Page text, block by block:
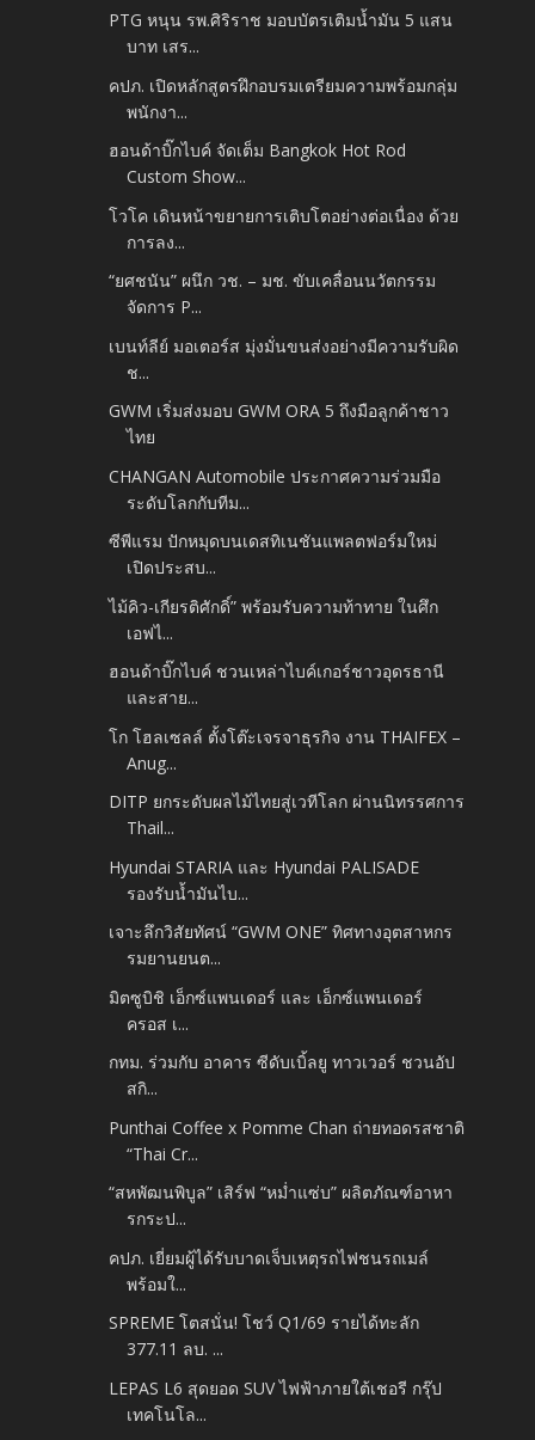
PTG หนุน รพ.ศิริราช มอบบัตรเติมน้ำมัน 5 แสน
บาท เสร...
คปภ. เปิดหลักสูตรฝึกอบรมเตรียมความพร้อมกลุ่ม
พนักงา...
ฮอนด้าบิ๊กไบค์ จัดเต็ม Bangkok Hot Rod
Custom Show...
โวโค เดินหน้าขยายการเติบโตอย่างต่อเนื่อง ด้วย
การลง...
“ยศชนัน” ผนึก วช. – มช. ขับเคลื่อนนวัตกรรม
จัดการ P...
เบนท์ลีย์ มอเตอร์ส มุ่งมั่นขนส่งอย่างมีความรับผิด
ช...
GWM เริ่มส่งมอบ GWM ORA 5 ถึงมือลูกค้าชาว
ไทย
CHANGAN Automobile ประกาศความร่วมมือ
ระดับโลกกับทีม...
ซีพีแรม ปักหมุดบนเดสทิเนชันแพลตฟอร์มใหม่
เปิดประสบ...
ไม้คิว-เกียรติศักดิ์” พร้อมรับความท้าทาย ในศึก
เอฟไ...
ฮอนด้าบิ๊กไบค์ ชวนเหล่าไบค์เกอร์ชาวอุดรธานี
และสาย...
โก โฮลเซลล์ ตั้งโต๊ะเจรจาธุรกิจ งาน THAIFEX –
Anug...
DITP ยกระดับผลไม้ไทยสู่เวทีโลก ผ่านนิทรรศการ
Thail...
Hyundai STARIA และ Hyundai PALISADE
รองรับน้ำมันไบ...
เจาะลึกวิสัยทัศน์ “GWM ONE” ทิศทางอุตสาหกร
รมยานยนต...
มิตซูบิชิ เอ็กซ์แพนเดอร์ และ เอ็กซ์แพนเดอร์
ครอส เ...
กทม. ร่วมกับ อาคาร ซีดับเบิ้ลยู ทาวเวอร์ ชวนอัป
สกิ...
Punthai Coffee x Pomme Chan ถ่ายทอดรสชาติ
“Thai Cr...
“สหพัฒนพิบูล” เสิร์ฟ “หม่ำแซ่บ” ผลิตภัณฑ์อาหา
รกระป...
คปภ. เยี่ยมผู้ได้รับบาดเจ็บเหตุรถไฟชนรถเมล์
พร้อมใ...
SPREME โตสนั่น! โชว์ Q1/69 รายได้ทะลัก
377.11 ลบ. ...
LEPAS L6 สุดยอด SUV ไฟฟ้าภายใต้เชอรี กรุ๊ป
เทคโนโล...